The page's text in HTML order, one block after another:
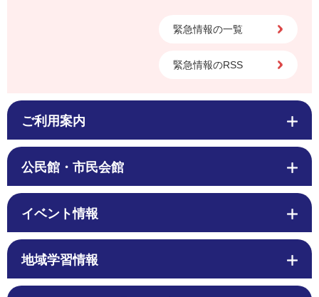
緊急情報の一覧
緊急情報のRSS
ご利用案内
公民館・市民会館
イベント情報
地域学習情報